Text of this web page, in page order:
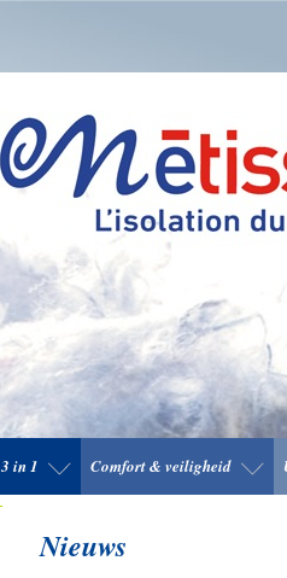
3 in 1 Comfort & veiligheid
Nieuws